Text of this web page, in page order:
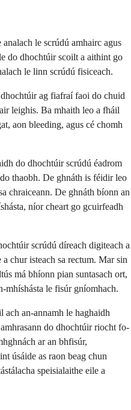
le scrúdú amhairc agus
do dhochtúir scoilt a aithint go
le linn scrúdú fisiceach.
ag fiafraí faoi do chuid
leighis. Ba mhaith leo a fháil
aon bleeding, agus cé chomh
do dhochtúir scrúdú éadrom
thaobh. De ghnáth is féidir leo
chraiceann. De ghnáth bíonn an
níor cheart go gcuirfeadh
scrúdú díreach digiteach a
chur isteach sa rectum. Mar sin
má bhíonn pian suntasach ort,
mhíshásta le fisúr gníomhach.
ach an-annamh le haghaidh
do dhochtúir riocht fo-
ar an bhfisúr,
úsáide as raon beag chun
speisialaithe eile a